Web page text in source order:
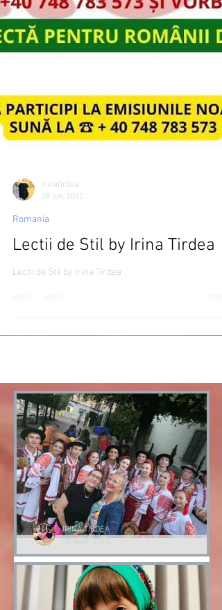
irinatirdea
Lectii de Stil by Irina Tirdea
Romanii din Diaspora |
IRINA TIRDEA
20 sept. 2023